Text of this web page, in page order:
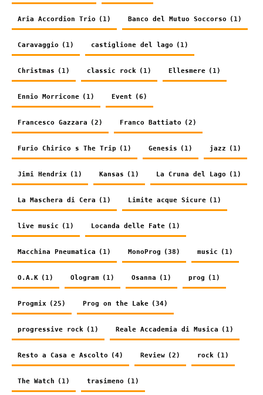
Aria Accordion Trio (1) Banco del Mutuo Soccorso (1)
Caravaggio (1) castiglione del lago (1)
Christmas (1) classic rock (1) Ellesmere (1)
Ennio Morricone (1) Event (6)
Francesco Gazzara (2) Franco Battiato (2)
Furio Chirico s The Trip (1) Genesis (1) jazz (1)
Jimi Hendrix (1) Kansas (1) La Cruna del Lago (1)
La Maschera di Cera (1) Limite acque Sicure (1)
live music (1) Locanda delle Fate (1)
Macchina Pneumatica (1) MonoProg (38) music (1)
O.A.K (1) Ologram (1) Osanna (1) prog (1)
Progmix (25) Prog on the Lake (34)
progressive rock (1) Reale Accademia di Musica (1)
Resto a Casa e Ascolto (4) Review (2) rock (1)
The Watch (1) trasimeno (1)